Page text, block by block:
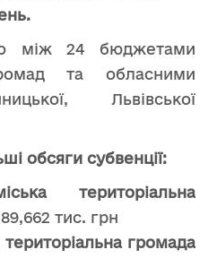
між 24 бюджетами
та обласними
Львівської
обсяги субвенції:
територіальна
тис. грн
громада